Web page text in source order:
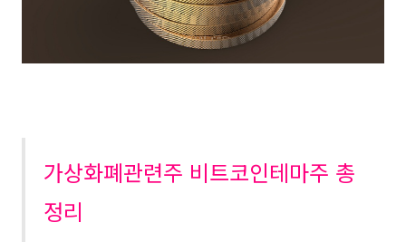
가상화폐관련주 비트코인테마주 총
정리